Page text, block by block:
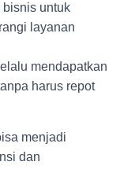
untuk
layanan
mendapatkan
harus repot
menjadi
dan